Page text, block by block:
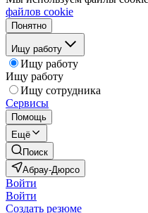
файлов cookie
Понятно
Ищу работу
Ищу работу
Ищу работу
Ищу сотрудника
Сервисы
Помощь
Ещё
Поиск
Абрау-Дюрсо
Войти
Войти
Создать резюме